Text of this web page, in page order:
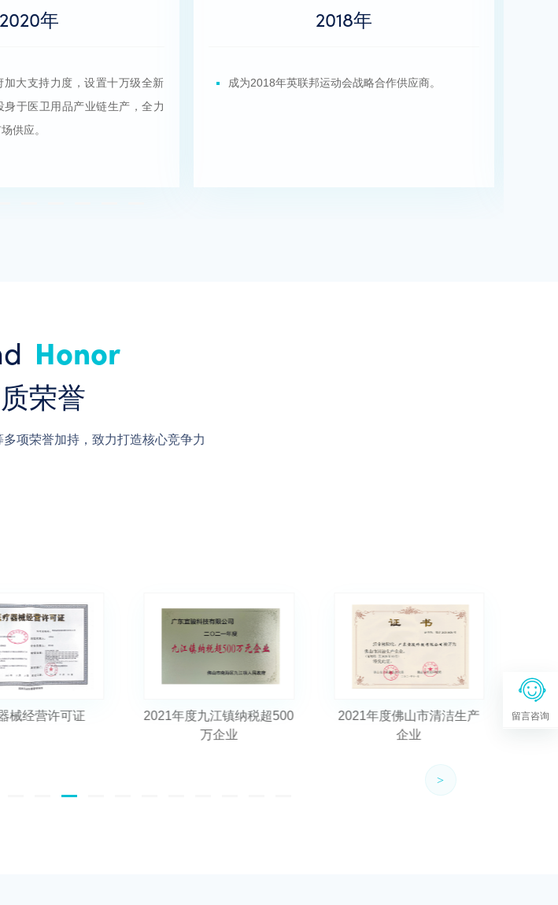
2018年
运动会战略合作供应商。
2017年
以优质产品与服务受到众多客户及合作商的认可并
Honor
荣誉
项荣誉加持，致力打造核心竞争力
九江镇纳税超500
2021年度佛山市清洁生产
企业
2020年度佛山市南海区九
江镇纳税超500万元企业
>
留言咨询